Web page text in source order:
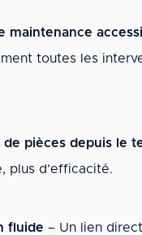
maintenance
toutes les
de pièces depuis le
plus d’efficacité.
fluide – Un lien